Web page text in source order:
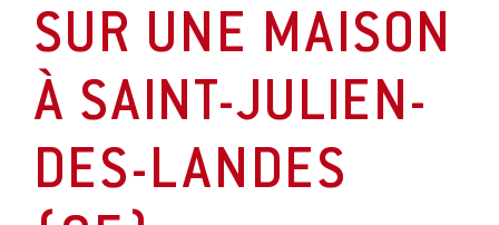
SUR UNE MAISON
À SAINT-JULIEN-
DES-LANDES